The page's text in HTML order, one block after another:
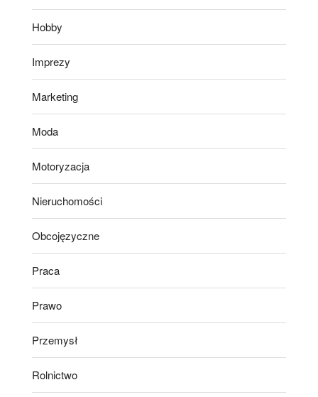
Hobby
Imprezy
Marketing
Moda
Motoryzacja
Nieruchomości
Obcojęzyczne
Praca
Prawo
Przemysł
Rolnictwo